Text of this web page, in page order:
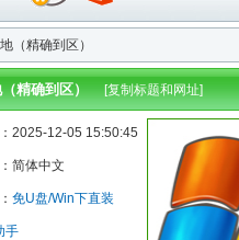
（精确到区）
精确到区）[复制标题和网址]
2025-12-05 15:50:45
简体中文
免U盘/Win下直装
手